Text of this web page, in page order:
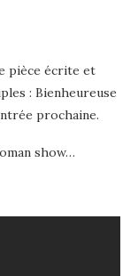
pièce écrite et
: Bienheureuse
prochaine.
show…